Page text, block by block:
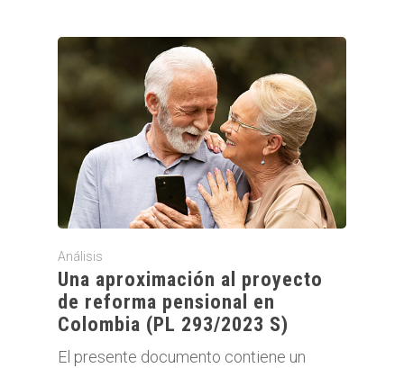
Análisis
Una aproximación al proyecto
de reforma pensional en
Colombia (PL 293/2023 S)
El presente documento contiene un